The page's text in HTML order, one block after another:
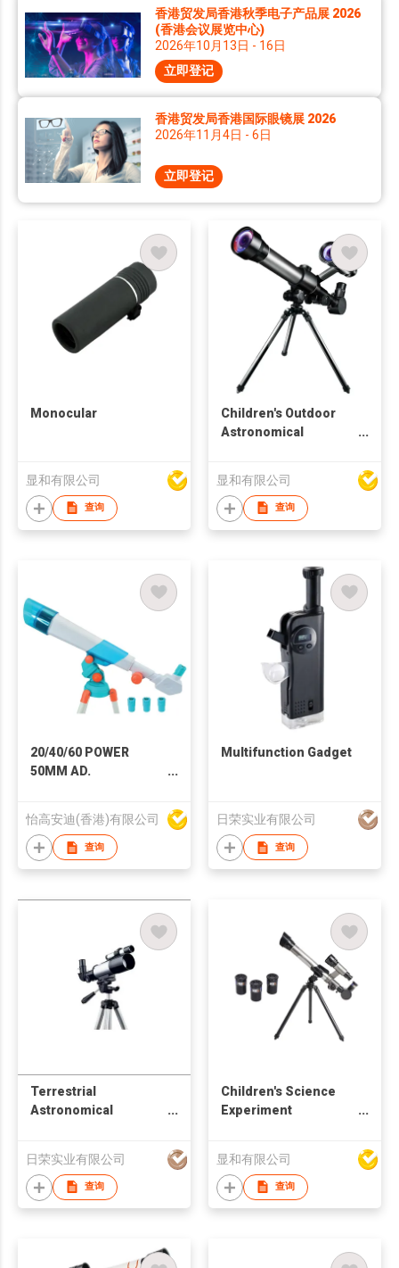
香港贸发局香港秋季电子产品展 2026
(香港会议展览中心)
2026年10月13日 - 16日
立即登记
香港贸发局香港国际眼镜展 2026
2026年11月4日 - 6日
立即登记
Monocular
显和有限公司
查询
Children's Outdoor
Astronomical
显和有限公司
查询
20/40/60 POWER
50MM AD.
W/METAL TRIPOD
怡高安迪(香港)有限公司
查询
Multifunction Gadget
日荣实业有限公司
查询
Terrestrial
Astronomical
日荣实业有限公司
查询
Children's Science
Experiment
显和有限公司
查询